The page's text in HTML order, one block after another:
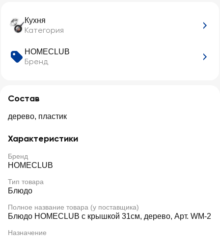
Кухня
Категория
HOMECLUB
Бренд
Состав
дерево, пластик
Характеристики
Бренд
HOMECLUB
Тип товара
Блюдо
Полное название товара (у поставщика)
Блюдо HOMECLUB с крышкой 31см, дерево, Арт. WM-2
Назначение